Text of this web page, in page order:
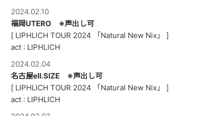
2024.02.10
福岡UTERO ※声出し可
[ LIPHLICH TOUR 2024 「Natural New Nix」 ]
act : LIPHLICH
2024.02.04
名古屋ell.SIZE ※声出し可
[ LIPHLICH TOUR 2024 「Natural New Nix」 ]
act : LIPHLICH